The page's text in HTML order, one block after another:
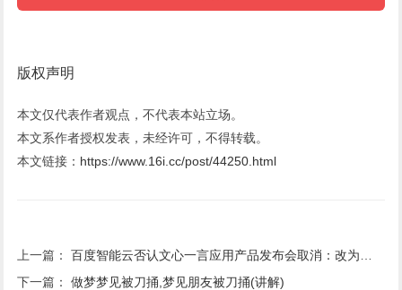
版权声明
本文仅代表作者观点，不代表本站立场。
本文系作者授权发表，未经许可，不得转载。
本文链接： https://www.16i.cc/post/44250.html
上一篇：百度智能云否认文心一言应用产品发布会取消：改为闭门沟通会
下一篇：做梦梦见被刀捅,梦见朋友被刀捅(讲解)